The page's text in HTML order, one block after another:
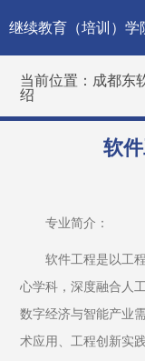
继续教育（培训）学
当前位置： 成都东
绍
软
专业简介：
软件工程是以工
心学科，深度融合人
数字经济与智能产业
术应用、工程创新实